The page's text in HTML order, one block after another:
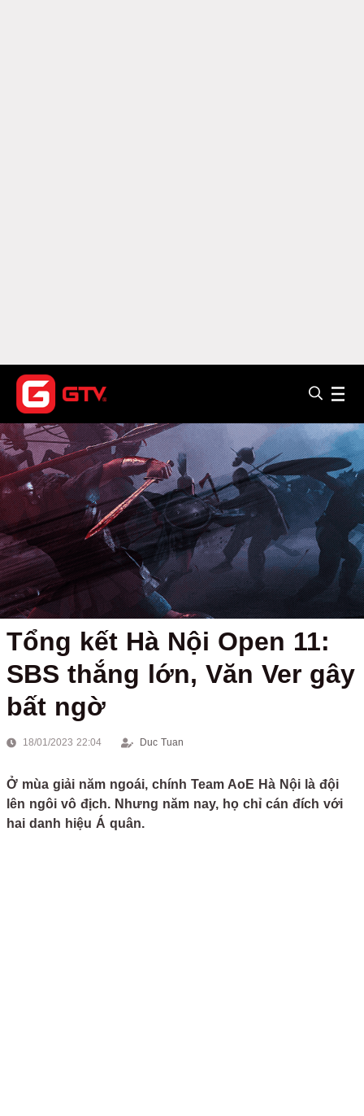
Tổng kết Hà Nội Open 11:
SBS thắng lớn, Văn Ver gây
bất ngờ
18/01/2023 22:04 Duc Tuan
Ở mùa giải năm ngoái, chính Team AoE Hà Nội là đội
lên ngôi vô địch. Nhưng năm nay, họ chỉ cán đích với
hai danh hiệu Á quân.